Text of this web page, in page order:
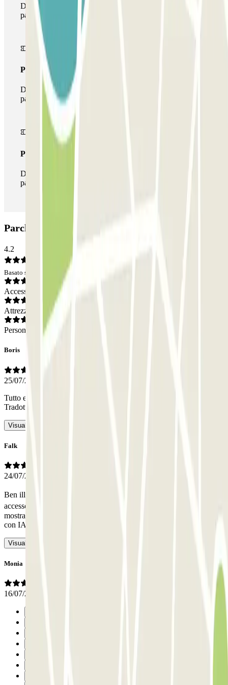
Durante il tuo soggiorno potrai entrare e uscire dal
parcheggio una sola volta
Pass multiparking
Durante il tuo soggiorno potrai usufruire dell'intera rete di
parcheggi disponibili su Parclick.
Pass illlimitato
Durante il tuo soggiorno potrai entrare e uscire dal
parcheggio tutte le volte che vorrai.
Parcheggio SABA BAMSA Paral.lel: Opinioni
4.2
Basato su 128 opinioni
Accesso
Attrezzatura
Personale
Boris
25/07/2026
Tutto era a posto. E pulito. Prezzo & prestazioni molto buoni
Tradotto con IA
Visualizza l’originale
Falk
24/07/2026
Ben illuminato, ordinato, ma c'� stato un piccolo errore: Il codice di
accesso o il PIN per entrare a piedi nel parcheggio non mi � stato
mostrato dall'app. Potrebbe dipendere dal mio cellulare.
con IA
Visualizza l’originale
Monia
16/07/2026